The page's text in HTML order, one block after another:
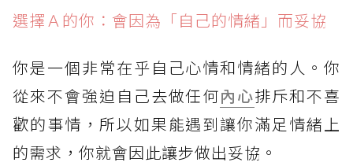
選擇Ａ的你：會因為「自己的情緒」而妥協
你是一個非常在乎自己心情和情緒的人。你
從來不會強迫自己去做任何內心排斥和不喜
歡的事情，所以如果能遇到讓你滿足情緒上
的需求，你就會因此讓步做出妥協。